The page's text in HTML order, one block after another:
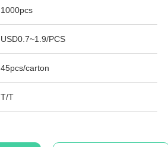
1000pcs
USD0.7~1.9/PCS
45pcs/carton
T/T